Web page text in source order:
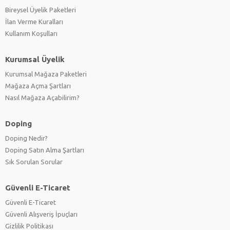
Bireysel Üyelik Paketleri
İlan Verme Kuralları
Kullanım Koşulları
Kurumsal Üyelik
Kurumsal Mağaza Paketleri
Mağaza Açma Şartları
Nasıl Mağaza Açabilirim?
Doping
Doping Nedir?
Doping Satın Alma Şartları
Sık Sorulan Sorular
Güvenli E-Ticaret
Güvenli E-Ticaret
Güvenli Alışveriş İpuçları
Gizlilik Politikası